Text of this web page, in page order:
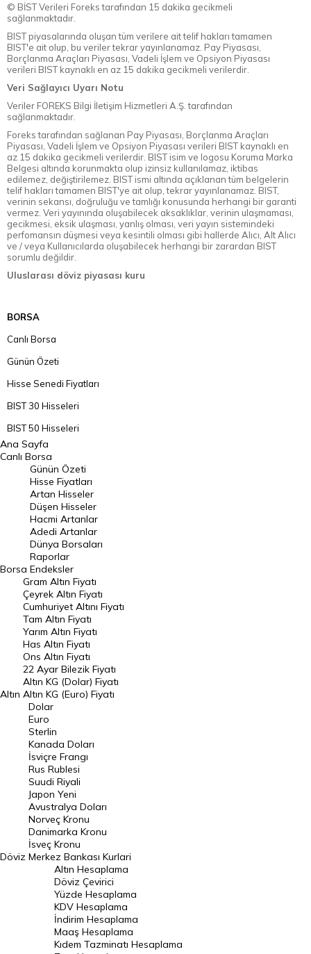
© BİST Verileri Foreks tarafından 15 dakika gecikmeli
sağlanmaktadır.
BIST piyasalarında oluşan tüm verilere ait telif hakları tamamen
BIST'e ait olup, bu veriler tekrar yayınlanamaz. Pay Piyasası,
Borçlanma Araçları Piyasası, Vadeli İşlem ve Opsiyon Piyasası
verileri BIST kaynaklı en az 15 dakika gecikmeli verilerdir.
Veri Sağlayıcı Uyarı Notu
Veriler FOREKS Bilgi İletişim Hizmetleri A.Ş. tarafından
sağlanmaktadır.
Foreks tarafından sağlanan Pay Piyasası, Borçlanma Araçları
Piyasası, Vadeli İşlem ve Opsiyon Piyasası verileri BIST kaynaklı en
az 15 dakika gecikmeli verilerdir. BIST isim ve logosu Koruma Marka
Belgesi altında korunmakta olup izinsiz kullanılamaz, iktibas
edilemez, değiştirilemez. BIST ismi altında açıklanan tüm belgelerin
telif hakları tamamen BIST'ye ait olup, tekrar yayınlanamaz. BIST,
verinin sekansı, doğruluğu ve tamlığı konusunda herhangi bir garanti
vermez. Veri yayınında oluşabilecek aksaklıklar, verinin ulaşmaması,
gecikmesi, eksik ulaşması, yanlış olması, veri yayın sistemindeki
perfomansın düşmesi veya kesintili olması gibi hallerde Alıcı, Alt Alıcı
ve / veya Kullanıcılarda oluşabilecek herhangi bir zarardan BIST
sorumlu değildir.
Uluslarası döviz piyasası kuru
BORSA
Canlı Borsa
Günün Özeti
Hisse Senedi Fiyatları
BIST 30 Hisseleri
BIST 50 Hisseleri
BIST 100 Hisseleri
En Çok Artan Hisseler
En Çok Düşen Hisseler
Hacmi Artanlar
Geçmiş Kapanışlar
Dünya Borsaları
Raporlar
Endeksler
DÖVİZ
Döviz Kuru
Dolar Kuru
Euro Kuru
Pound Kuru
Frank Kuru
Riyal Kuru
Avustralya Doları
Danimarka Kronu Kuru
Kanada Doları Kuru
Norveç Kronu Kuru
İsveç Kronu Kuru
Japon Yeni Kuru
Serbest Piyasa Döviz Kurları
Merkez Bankası Döviz Kurları
Ana Sayfa
Canlı Borsa
Borsa
Günün Özeti
Hisse Fiyatları
Artan Hisseler
Düşen Hisseler
Hacmi Artanlar
Adedi Artanlar
Dünya Borsaları
Raporlar
Endeksler
Altın
Gram Altın Fiyatı
Çeyrek Altın Fiyatı
Cumhuriyet Altını Fiyatı
Tam Altın Fiyatı
Yarım Altın Fiyatı
Has Altın Fiyatı
Ons Altın Fiyatı
22 Ayar Bilezik Fiyatı
Altın KG (Dolar) Fiyatı
Altın KG (Euro) Fiyatı
Döviz
Dolar
Euro
Sterlin
Kanada Doları
İsviçre Frangı
Rus Rublesi
Suudi Riyali
Japon Yeni
Avustralya Doları
Norveç Kronu
Danimarka Kronu
İsveç Kronu
Merkez Bankası Kurlari
Altın Hesaplama
Döviz Çevirici
Yüzde Hesaplama
KDV Hesaplama
İndirim Hesaplama
Maaş Hesaplama
Kıdem Tazminatı Hesaplama